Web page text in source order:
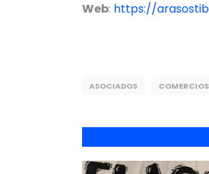
Web: https://
ASOCIADOS COMERCIOS